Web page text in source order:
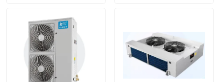
Vraag een offerte
koelkamer verdamper